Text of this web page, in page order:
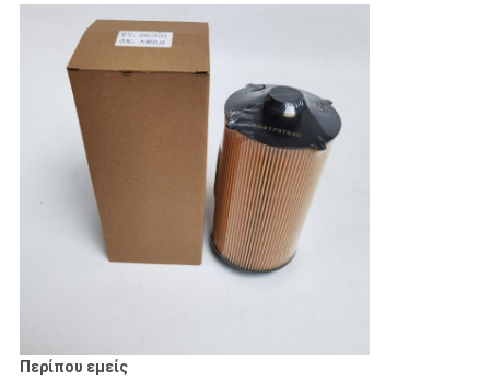
Περίπου εμείς